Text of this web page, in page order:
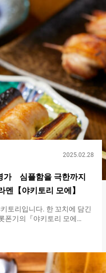
는 대꼬치 야키토리는 먹을
서 끊임없이 손을 움직이며
향기, 그리고 가게에 모이는
은 시대와 함께 항상 변화하
）』이 만드는 정경은 변
로 불리기도 하는 『토리타케
, 놓칠 수 없는 명물은 『야키
5 Skewer Assortment）』
에 파를 끼운 육즙이 풍부한
이 중독성 있는 간과 심장의…
2025.02.28
가 심플함을 극한까지
【야키토리 모에】
토리입니다. 한 꼬치에 담긴
폰기의『야키토리 모에
토리 전문점입니다. 영업 시
한 사람들이 기대하는 것은,
체의 맛을 즐길 수 있는 일품